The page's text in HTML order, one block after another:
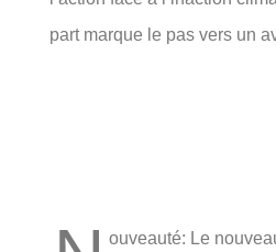
part marque le pas vers un
ouveauté: Le